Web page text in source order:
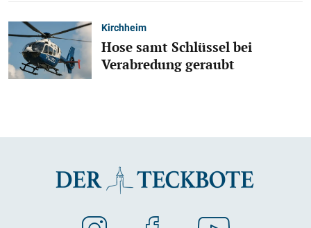
Kirchheim
Hose samt Schlüssel bei
Verabredung geraubt